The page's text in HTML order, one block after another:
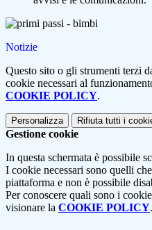
Notizie
Questo sito o gli strumenti terzi
cookie necessari al
COOKIE POLICY.
Personalizza Rifiuta tutti i
Gestione cookie
In questa schermata è possibile
I cookie necessari sono quelli
piattaforma e non è possibile
Per conoscere quali sono i
visionare la COOKIE POLICY.